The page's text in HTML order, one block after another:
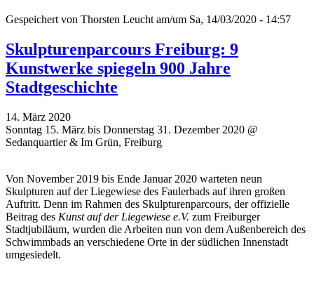
Gespeichert von Thorsten Leucht am/um Sa, 14/03/2020 - 14:57
Skulpturenparcours Freiburg: 9
Kunstwerke spiegeln 900 Jahre
Stadtgeschichte
14. März 2020
Sonntag 15. März bis Donnerstag 31. Dezember 2020 @
Sedanquartier & Im Grün, Freiburg
Von November 2019 bis Ende Januar 2020 warteten neun
Skulpturen auf der Liegewiese des Faulerbads auf ihren großen
Auftritt. Denn im Rahmen des Skulpturenparcours, der offizielle
Beitrag des Kunst auf der Liegewiese e.V. zum Freiburger
Stadtjubiläum, wurden die Arbeiten nun von dem Außenbereich des
Schwimmbads an verschiedene Orte in der südlichen Innenstadt
umgesiedelt.